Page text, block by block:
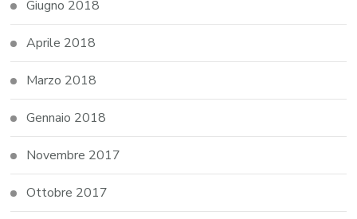
Giugno 2018
Aprile 2018
Marzo 2018
Gennaio 2018
Novembre 2017
Ottobre 2017